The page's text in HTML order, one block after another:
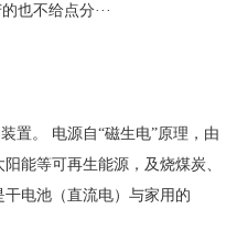
也不给点分···
置。 电源自“磁生电”原理，由
能等可再生能源，及烧煤炭、
电池（直流电）与家用的